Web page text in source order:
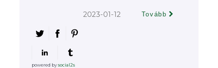
2023-01-12 Tovább
powered bysocial2s